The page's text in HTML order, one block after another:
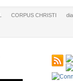
CORPUS CHRISTI